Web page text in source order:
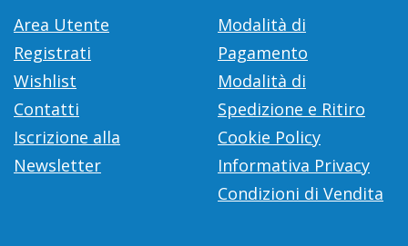
Area Utente
Registrati
Wishlist
Contatti
Iscrizione alla
Newsletter
Modalità di
Pagamento
Modalità di
Spedizione e Ritiro
Cookie Policy
Informativa Privacy
Condizioni di Vendita